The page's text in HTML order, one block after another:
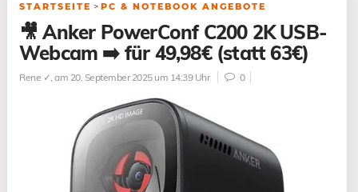
STARTSEITE > PC & NOTEBOOK ANGEBOTE
🎥 Anker PowerConf C200 2K USB-
Webcam ➡️ für 49,98€ (statt 63€)
Rene ✓, am 20. September 2025 um 14:39 Uhr 0